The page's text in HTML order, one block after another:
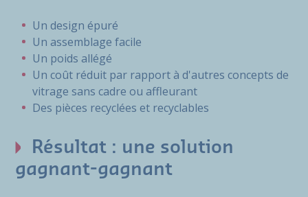
Un design épuré
Un assemblage facile
Un poids allégé
Un coût réduit par rapport à d'autres concepts de
vitrage sans cadre ou affleurant
Des pièces recyclées et recyclables
Résultat : une solution
gagnant-gagnant